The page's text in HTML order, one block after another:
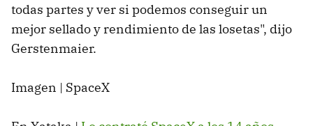
todas partes y ver si podemos conseguir un
mejor sellado y rendimiento de las losetas", dijo
Gerstenmaier.
Imagen | SpaceX